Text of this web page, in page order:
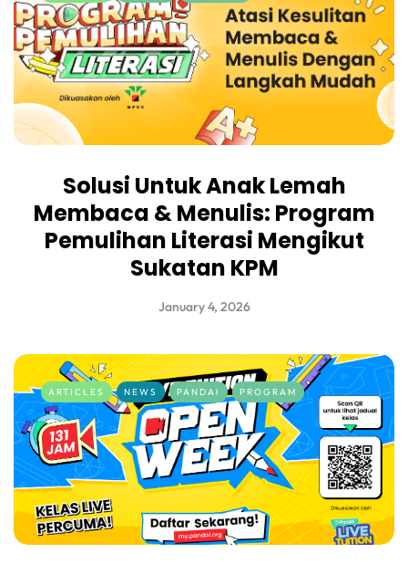
Solusi Untuk Anak Lemah
Membaca & Menulis: Program
Pemulihan Literasi Mengikut
Sukatan KPM
January 4, 2026
ARTICLES NEWS PANDAI PROGRAM